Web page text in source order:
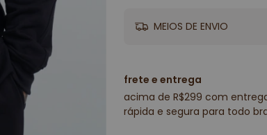
MEIOS DE ENVIO
frete e entrega
acima de R$299 com
rápida e segura para todo